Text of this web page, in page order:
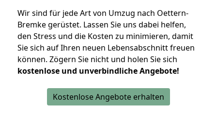
Wir sind für jede Art von Umzug nach Oettern-
Bremke gerüstet. Lassen Sie uns dabei helfen,
den Stress und die Kosten zu minimieren, damit
Sie sich auf Ihren neuen Lebensabschnitt freuen
können. Zögern Sie nicht und holen Sie sich
kostenlose und unverbindliche Angebote!
Kostenlose Angebote erhalten